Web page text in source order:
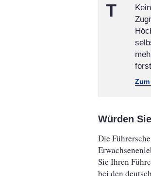
T
Zum
Würden
Die
Sie Ihren
bei den